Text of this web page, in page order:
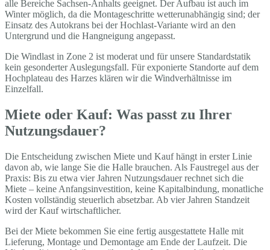
alle Bereiche Sachsen-Anhalts geeignet. Der Aufbau ist auch im
Winter möglich, da die Montageschritte wetterunabhängig sind; der
Einsatz des Autokrans bei der Hochlast-Variante wird an den
Untergrund und die Hangneigung angepasst.
Die Windlast in Zone 2 ist moderat und für unsere Standardstatik
kein gesonderter Auslegungsfall. Für exponierte Standorte auf dem
Hochplateau des Harzes klären wir die Windverhältnisse im
Einzelfall.
Miete oder Kauf: Was passt zu Ihrer
Nutzungsdauer?
Die Entscheidung zwischen Miete und Kauf hängt in erster Linie
davon ab, wie lange Sie die Halle brauchen. Als Faustregel aus der
Praxis: Bis zu etwa vier Jahren Nutzungsdauer rechnet sich die
Miete – keine Anfangsinvestition, keine Kapitalbindung, monatliche
Kosten vollständig steuerlich absetzbar. Ab vier Jahren Standzeit
wird der Kauf wirtschaftlicher.
Bei der Miete bekommen Sie eine fertig ausgestattete Halle mit
Lieferung, Montage und Demontage am Ende der Laufzeit. Die